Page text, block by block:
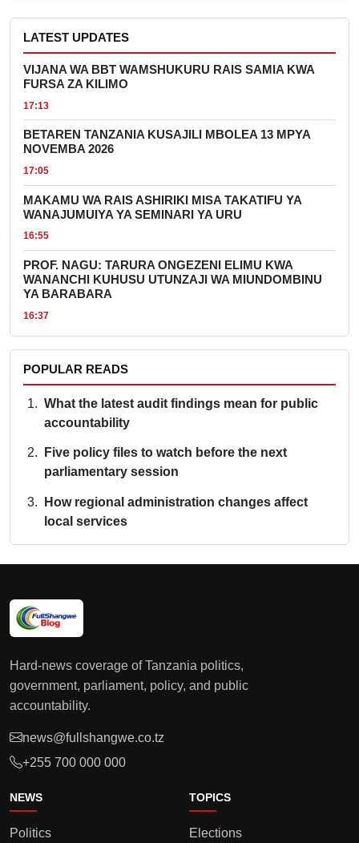
LATEST UPDATES
VIJANA WA BBT WAMSHUKURU RAIS SAMIA KWA
FURSA ZA KILIMO
17:13
BETAREN TANZANIA KUSAJILI MBOLEA 13 MPYA
NOVEMBA 2026
17:05
MAKAMU WA RAIS ASHIRIKI MISA TAKATIFU YA
WANAJUMUIYA YA SEMINARI YA URU
16:55
PROF. NAGU: TARURA ONGEZENI ELIMU KWA
WANANCHI KUHUSU UTUNZAJI WA MIUNDOMBINU
YA BARABARA
16:37
POPULAR READS
What the latest audit findings mean for public
accountability
Five policy files to watch before the next
parliamentary session
How regional administration changes affect
local services
Hard-news coverage of Tanzania politics,
government, parliament, policy, and public
accountability.
news@fullshangwe.co.tz
+255 700 000 000
NEWS
Politics
TOPICS
Elections